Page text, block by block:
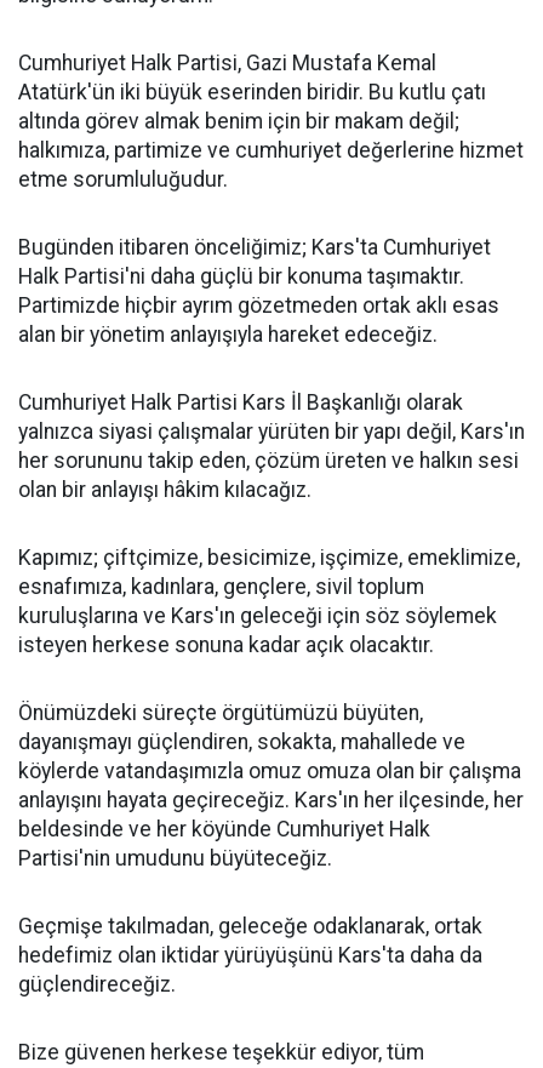
Cumhuriyet Halk Partisi, Gazi Mustafa Kemal
Atatürk'ün iki büyük eserinden biridir. Bu kutlu çatı
altında görev almak benim için bir makam değil;
halkımıza, partimize ve cumhuriyet değerlerine hizmet
etme sorumluluğudur.
Bugünden itibaren önceliğimiz; Kars'ta Cumhuriyet
Halk Partisi'ni daha güçlü bir konuma taşımaktır.
Partimizde hiçbir ayrım gözetmeden ortak aklı esas
alan bir yönetim anlayışıyla hareket edeceğiz.
Cumhuriyet Halk Partisi Kars İl Başkanlığı olarak
yalnızca siyasi çalışmalar yürüten bir yapı değil, Kars'ın
her sorununu takip eden, çözüm üreten ve halkın sesi
olan bir anlayışı hâkim kılacağız.
Kapımız; çiftçimize, besicimize, işçimize, emeklimize,
esnafımıza, kadınlara, gençlere, sivil toplum
kuruluşlarına ve Kars'ın geleceği için söz söylemek
isteyen herkese sonuna kadar açık olacaktır.
Önümüzdeki süreçte örgütümüzü büyüten,
dayanışmayı güçlendiren, sokakta, mahallede ve
köylerde vatandaşımızla omuz omuza olan bir çalışma
anlayışını hayata geçireceğiz. Kars'ın her ilçesinde, her
beldesinde ve her köyünde Cumhuriyet Halk
Partisi'nin umudunu büyüteceğiz.
Geçmişe takılmadan, geleceğe odaklanarak, ortak
hedefimiz olan iktidar yürüyüşünü Kars'ta daha da
güçlendireceğiz.
Bize güvenen herkese teşekkür ediyor, tüm